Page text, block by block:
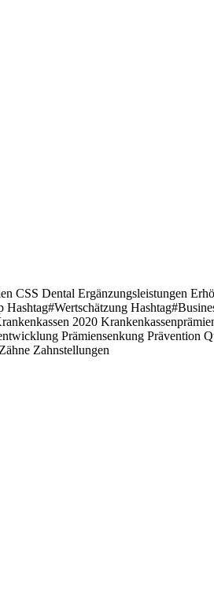
CSS Dental Ergänzungsleistungen
Hashtag#Wertschätzung
2020
Prämiensenkung Prävention
Zähne Zahnstellungen